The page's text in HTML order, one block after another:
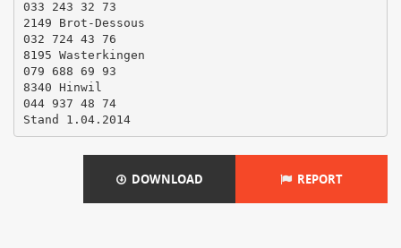
033 243 32 73
2149 Brot-Dessous
032 724 43 76
8195 Wasterkingen
079 688 69 93
8340 Hinwil
044 937 48 74
Stand 1.04.2014
DOWNLOAD REPORT